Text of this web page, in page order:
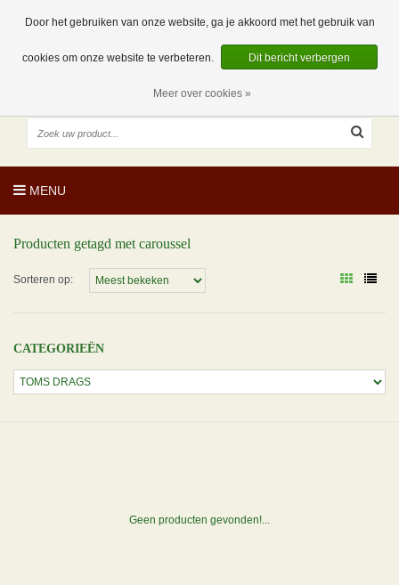
0 Artikelen
NL
EUR
MENU
Producten getagd met caroussel
Sorteren op:
CATEGORIEËN
Geen producten gevonden!...
Door het gebruiken van onze website, ga je akkoord met het gebruik van
cookies om onze website te verbeteren. Dit bericht verbergen
Meer over cookies »